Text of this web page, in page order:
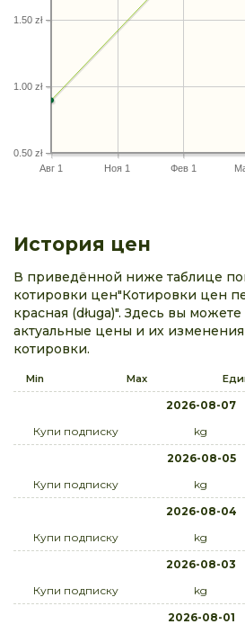
Авг 1 Ноя 1 Фев 1
0.50 zł
1.00 zł
1.50 zł
История цен
В приведённой ниже таблице
котировки цен"Котировки цен
красная (długa)". Здесь вы
актуальные цены и их
котировки.
Min Max
2026-08-07
Купи подписку
kg
2026-08-05
Купи подписку
kg
2026-08-04
Купи подписку
kg
2026-08-03
Купи подписку
kg
2026-08-01